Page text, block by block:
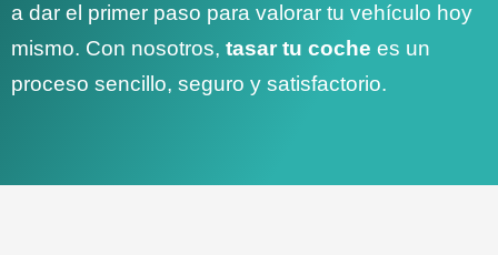
a dar el primer paso para valorar tu vehículo hoy
mismo. Con nosotros, tasar tu coche es un
proceso sencillo, seguro y satisfactorio.